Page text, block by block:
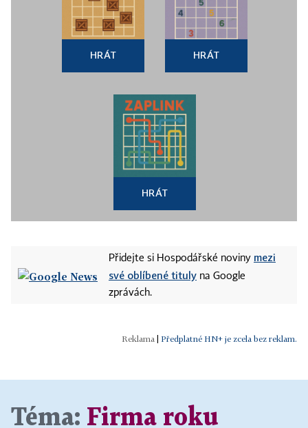
HRÁT HRÁT
HRÁT
Přidejte si Hospodářské noviny mezi
své oblíbené tituly na Google
zprávách.
Předplatné HN+ je zcela bez reklam.
Téma: Firma roku